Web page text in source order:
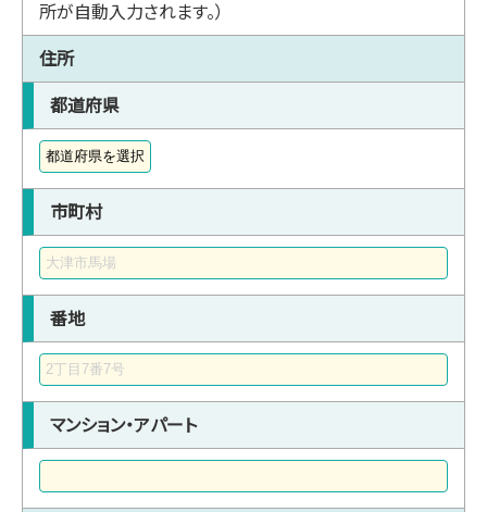
所が自動入力されます。）
住所
都道府県
市町村
番地
マンション・アパート